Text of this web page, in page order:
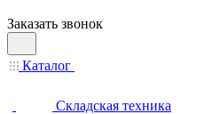
Заказать звонок
Каталог
Складская техника